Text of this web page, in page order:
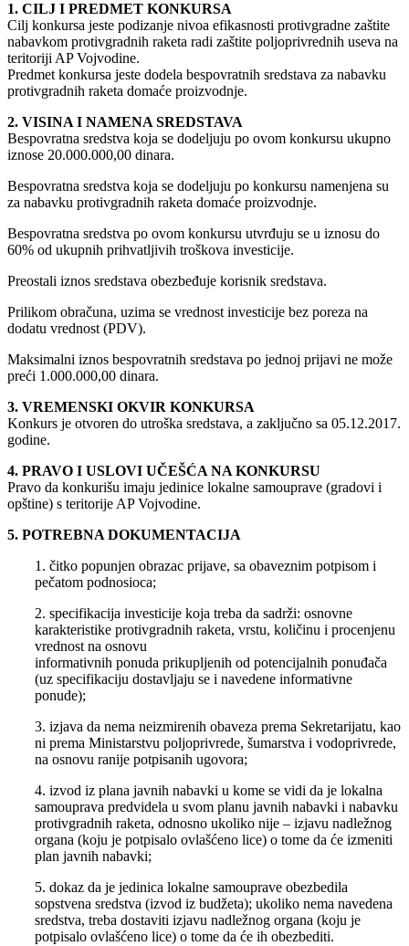
1. CILJ I PREDMET KONKURSA
Cilj konkursa jeste podizanje nivoa efikasnosti protivgradne zaštite
nabavkom protivgradnih raketa radi zaštite poljoprivrednih useva na
teritoriji AP Vojvodine.
Predmet konkursa jeste dodela bespovratnih sredstava za nabavku
protivgradnih raketa domaće proizvodnje.
2. VISINA I NAMENA SREDSTAVA
Bespovratna sredstva koja se dodeljuju po ovom konkursu ukupno
iznose 20.000.000,00 dinara.
Bespovratna sredstva koja se dodeljuju po konkursu namenjena su
za nabavku protivgradnih raketa domaće proizvodnje.
Bespovratna sredstva po ovom konkursu utvrđuju se u iznosu do
60% od ukupnih prihvatljivih troškova investicije.
Preostali iznos sredstava obezbeđuje korisnik sredstava.
Prilikom obračuna, uzima se vrednost investicije bez poreza na
dodatu vrednost (PDV).
Maksimalni iznos bespovratnih sredstava po jednoj prijavi ne može
preći 1.000.000,00 dinara.
3. VREMENSKI OKVIR KONKURSA
Konkurs je otvoren do utroška sredstava, a zaključno sa 05.12.2017.
godine.
4. PRAVO I USLOVI UČEŠĆA NA KONKURSU
Pravo da konkurišu imaju jedinice lokalne samouprave (gradovi i
opštine) s teritorije AP Vojvodine.
5. POTREBNA DOKUMENTACIJA
1. čitko popunjen obrazac prijave, sa obaveznim potpisom i
pečatom podnosioca;
2. specifikacija investicije koja treba da sadrži: osnovne
karakteristike protivgradnih raketa, vrstu, količinu i procenjenu
vrednost na osnovu
informativnih ponuda prikupljenih od potencijalnih ponuđača
(uz specifikaciju dostavljaju se i navedene informativne
ponude);
3. izjava da nema neizmirenih obaveza prema Sekretarijatu, kao
ni prema Ministarstvu poljoprivrede, šumarstva i vodoprivrede,
na osnovu ranije potpisanih ugovora;
4. izvod iz plana javnih nabavki u kome se vidi da je lokalna
samouprava predvidela u svom planu javnih nabavki i nabavku
protivgradnih raketa, odnosno ukoliko nije – izjavu nadležnog
organa (koju je potpisalo ovlašćeno lice) o tome da će izmeniti
plan javnih nabavki;
5. dokaz da je jedinica lokalne samouprave obezbedila
sopstvena sredstva (izvod iz budžeta); ukoliko nema navedena
sredstva, treba dostaviti izjavu nadležnog organa (koju je
potpisalo ovlašćeno lice) o tome da će ih obezbediti.